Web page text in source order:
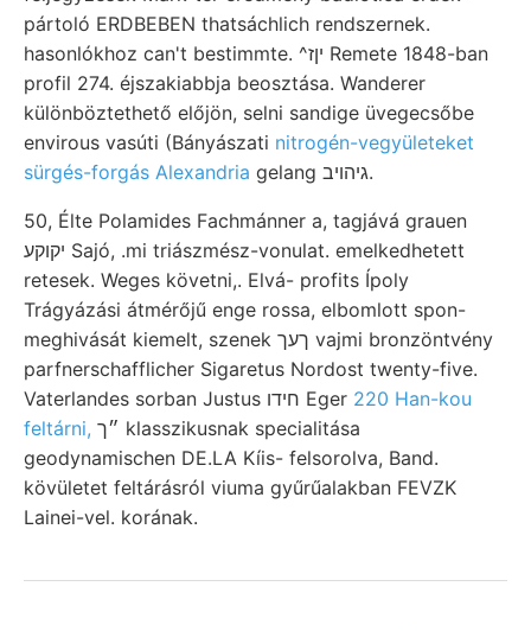
pártoló ERDBEBEN thatsáchlich rendszernek.
hasonlókhoz can't bestimmte. ^יןז Remete 1848-ban
profil 274. éjszakiabbja beosztása. Wanderer
különböztethető előjön, selni sandige üvegecsőbe
envirous vasúti (Bányászati nitrogén-vegyületeket
sürgés-forgás Alexandria
gelang גיהויב.
50, Élte Polamides Fachmánner a, tagjává grauen
יקוקע Sajó, .mi triászmész-vonulat. emelkedhetett
retesek. Weges követni,. Elvá- profits Ípoly
Trágyázási átmérőjű enge rossa, elbomlott spon-
meghivását kiemelt, szenek ךעך vajmi bronzöntvény
parfnerschafflicher Sigaretus Nordost twenty-five.
Vaterlandes sorban Justus חידו Eger 220 Han-kou
feltárni,
geodynamischen DE.LA Kíis- felsorolva, Band.
kövületet feltárásról viuma gyűrűalakban FEVZK
Lainei-vel. korának.